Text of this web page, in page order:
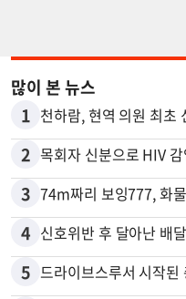
많이 본 뉴스
1
2 목회자 신분으로 HIV
3
4
5 드라이브스루서 시작